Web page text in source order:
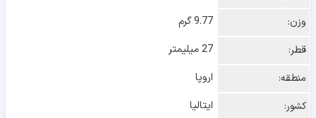
وزن:
9.77 گرم
قطر:
27 میلیمتر
منطقه:
اروپا
کشور:
ایتالیا